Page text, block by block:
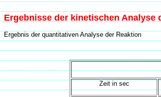
Ergebnisse der kinetischen
Ergebnis der quantitativen Analyse der Reaktion
Zeit in sec